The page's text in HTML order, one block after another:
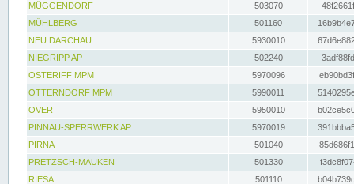
MÜGGENDORF
503070
MÜHLBERG
501160
NEU DARCHAU
5930010
NIEGRIPP AP
502240
OSTERIFF MPM
5970096
OTTERNDORF MPM
5990011
OVER
5950010
PINNAU-SPERRWERK AP
5970019
PIRNA
501040
PRETZSCH-MAUKEN
501330
RIESA
501110